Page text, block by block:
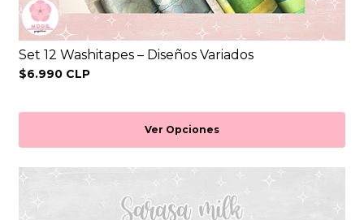
Set 12 Washitapes – Diseños Variados
$6.990 CLP
Ver Opciones